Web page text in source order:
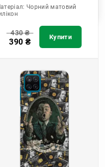
Чорний матовий
430₴
390 ₴ Купити